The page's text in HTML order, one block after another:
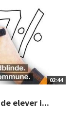
02:44
elever i...